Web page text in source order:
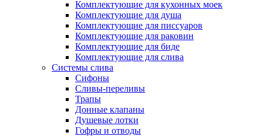
Комплектующие для кухонных моек
Комплектующие для душа
Комплектующие для писсуаров
Комплектующие для раковин
Комплектующие для биде
Комплектующие для слива
Системы слива
Сифоны
Сливы-переливы
Трапы
Донные клапаны
Душевые лотки
Гофры и отводы